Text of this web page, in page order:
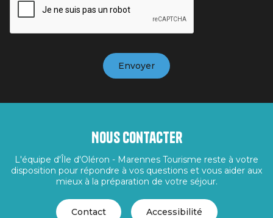
Nous contacter
L'équipe d'Île d'Oléron - Marennes Tourisme reste à votre
disposition pour répondre à vos questions et vous aider aux
mieux à la préparation de votre séjour.
Contact Accessibilité